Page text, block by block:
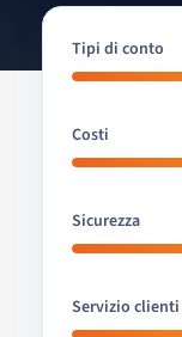
Tipi di conto
Costi
Sicurezza
Servizio clienti